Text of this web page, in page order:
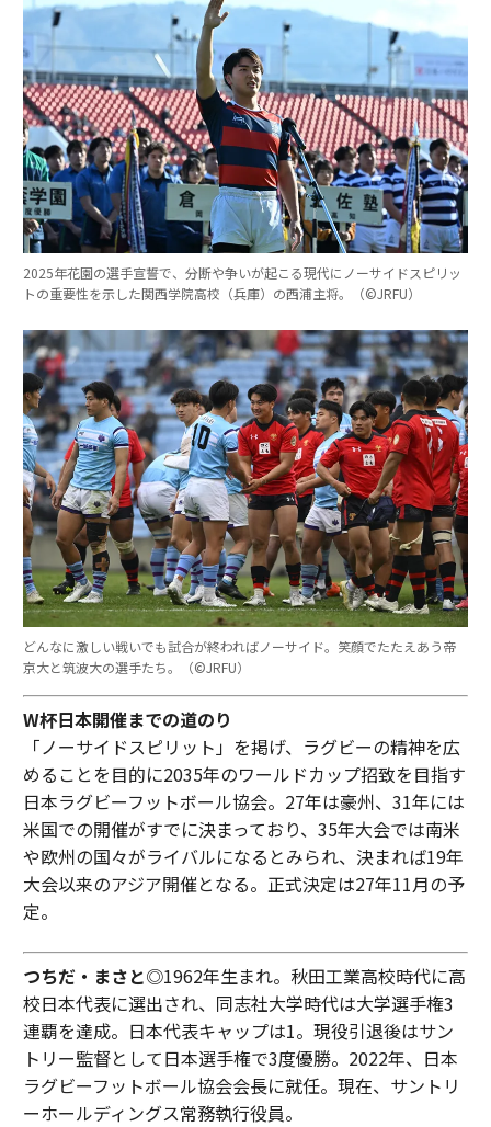
2025年花園の選手宣誓で、分断や争いが起こる現代にノーサイドスピリッ
トの重要性を示した関西学院高校（兵庫）の西浦主将。（©︎JRFU）
どんなに激しい戦いでも試合が終わればノーサイド。笑顔でたたえあう帝
京大と筑波大の選手たち。（©︎JRFU）
W杯日本開催までの道のり
「ノーサイドスピリット」を掲げ、ラグビーの精神を広
めることを目的に2035年のワールドカップ招致を目指す
日本ラグビーフットボール協会。27年は豪州、31年には
米国での開催がすでに決まっており、35年大会では南米
や欧州の国々がライバルになるとみられ、決まれば19年
大会以来のアジア開催となる。正式決定は27年11月の予
定。
つちだ・まさと◎1962年生まれ。秋田工業高校時代に高
校日本代表に選出され、同志社大学時代は大学選手権3
連覇を達成。日本代表キャップは1。現役引退後はサン
トリー監督として日本選手権で3度優勝。2022年、日本
ラグビーフットボール協会会長に就任。現在、サントリ
ーホールディングス常務執行役員。